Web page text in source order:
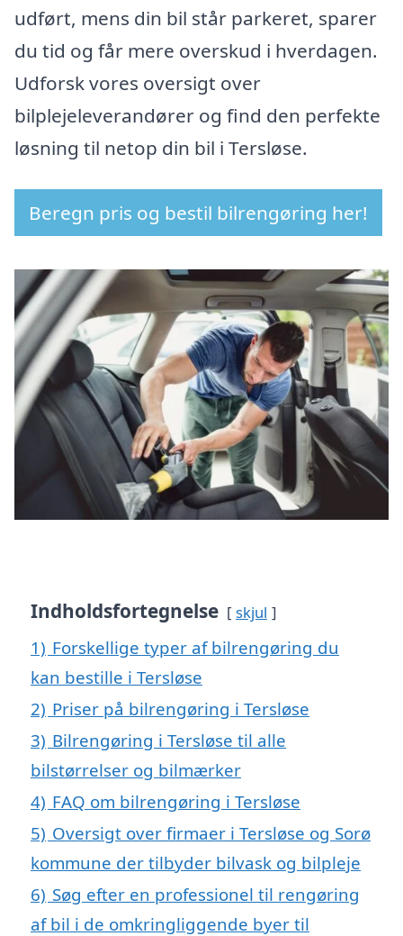
udført, mens din bil står parkeret, sparer
du tid og får mere overskud i hverdagen.
Udforsk vores oversigt over
bilplejeleverandører og find den perfekte
løsning til netop din bil i Tersløse.
Beregn pris og bestil bilrengøring her!
Indholdsfortegnelse skjul
1) Forskellige typer af bilrengøring du
kan bestille i Tersløse
2) Priser på bilrengøring i Tersløse
3) Bilrengøring i Tersløse til alle
bilstørrelser og bilmærker
4) FAQ om bilrengøring i Tersløse
5) Oversigt over firmaer i Tersløse og Sorø
kommune der tilbyder bilvask og bilpleje
6) Søg efter en professionel til rengøring
af bil i de omkringliggende byer til